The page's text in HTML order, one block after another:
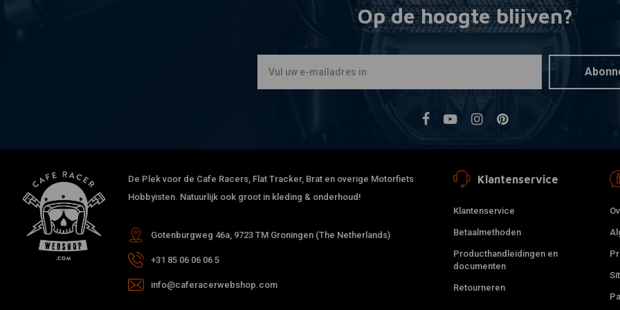
650 GS
€376,73
Op de hoogte blijven?
De Plek voor de Cafe Racers, Flat Tracker, Brat en overige Motorfiets
Hobbyisten. Natuurlijk ook groot in kleding & onderhoud!
Gotenburgweg 46a, 9723 TM Groningen (The Netherlands)
+31 85 06 06 06 5
info@caferacerwebshop.com
Klantenservice
Klantenservice
Betaalmethoden
Producthandleidingen en
documenten
Retourneren